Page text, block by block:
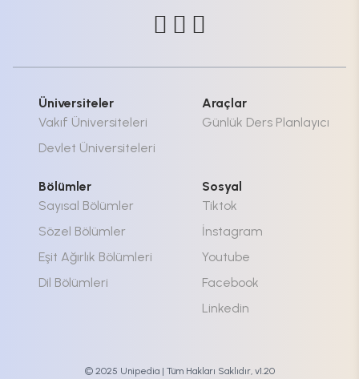
Üniversiteler
Vakıf Üniversiteleri
Devlet Üniversiteleri
Araçlar
Günlük Ders Planlayıcı
Bölümler
Sayısal Bölümler
Sözel Bölümler
Eşit Ağırlık Bölümleri
Dil Bölümleri
Sosyal
Tiktok
İnstagram
Youtube
Facebook
Linkedin
© 2025 Unipedia | Tüm Hakları Saklıdır, v1.20